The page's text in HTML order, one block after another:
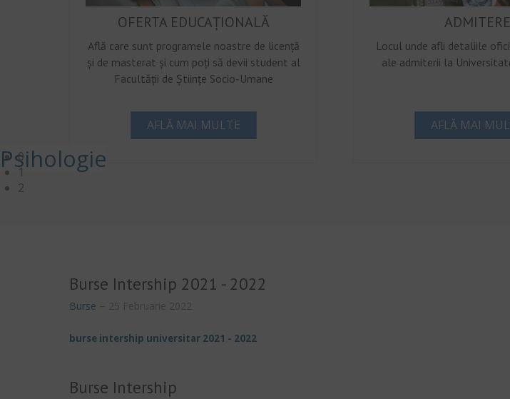
Psihologie
0
1
2
OFERTA EDUCAȚIONALĂ
Află care sunt programele noastre de licență
și de masterat și cum poți să devii student al
Facultății de Științe Socio-Umane
AFLĂ MAI MULTE
ADMITERE
Locul unde afli detaliile
ale admiterii la
AFLĂ MAI
Burse Intership 2021 - 2022
Burse
burse intership universitar 2021 - 2022
Burse Intership